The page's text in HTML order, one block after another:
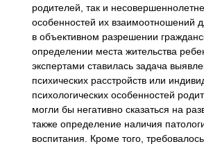
родителей, так и
особенностей их взаимоотношений
в объективном разрешении
определении места жительства
экспертами ставилась задача
психических расстройств или
психологических особенностей
могли бы негативно сказаться на
также определение наличия
воспитания. Кроме того,